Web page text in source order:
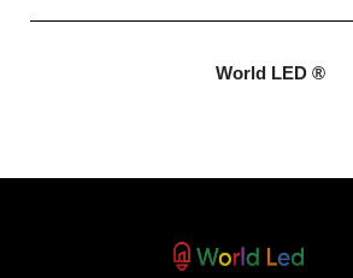
World LED ®​